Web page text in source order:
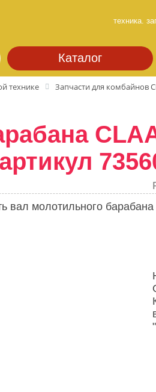
техника.
Каталог
технике Запчасти для комбайнов